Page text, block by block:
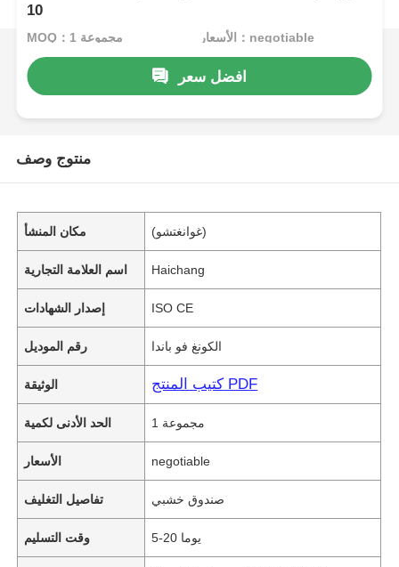
10
MOQ：1 مجموعة الأسعار：negotiable
افضل سعر
منتوج وصف
مكان المنشأ (غوانغتشو)
اسم العلامة التجارية Haichang
إصدار الشهادات ISO CE
رقم الموديل الكونغ فو باندا
الوثيقة كتيب المنتج PDF
الحد الأدنى لكمية 1 مجموعة
الأسعار negotiable
تفاصيل التغليف صندوق خشبي
وقت التسليم 5-20 يوما